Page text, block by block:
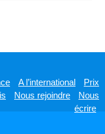
A l’international
Prix
Nous rejoindre
Nous
écrire